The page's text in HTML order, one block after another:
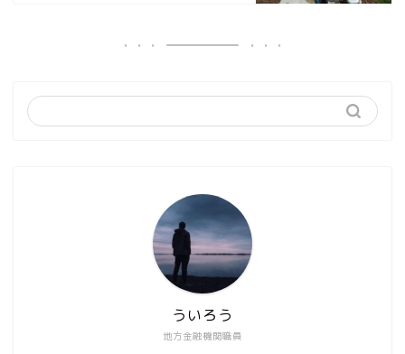
地方金融機関職員
ういろう